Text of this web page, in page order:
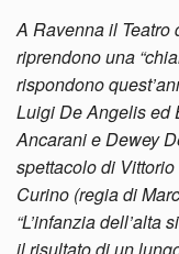
A Ravenna il
riprendono una
rispondono
Luigi De Angelis ed
Ancarani e Dewey
spettacolo di Vittorio
Curino (regia di
“L’infanzia dell’alta
il risultato di un